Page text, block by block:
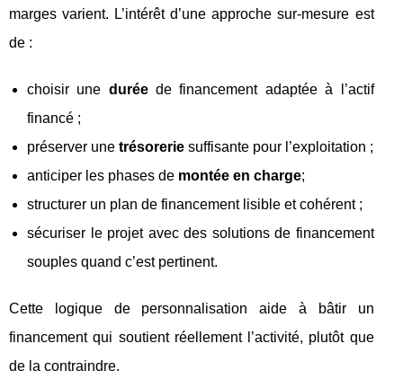
marges varient. L’intérêt d’une approche sur-mesure est
de :
choisir une duréede financement adaptée à l’actif
financé ;
préserver une trésorerie suffisante pour l’exploitation ;
anticiper les phases de montée en charge;
structurer un plan de financement lisible et cohérent ;
sécuriser le projet avec des solutions de financement
souples quand c’est pertinent.
Cette logique de personnalisation aide à bâtir un
financement qui soutient réellement l’activité, plutôt que
de la contraindre.